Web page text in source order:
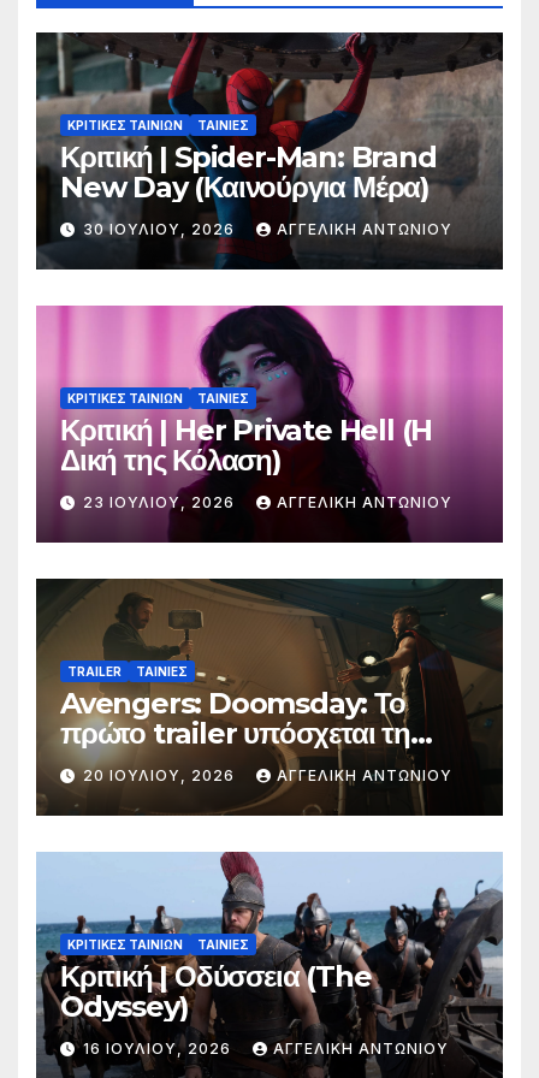
ΚΡΙΤΙΚΕΣ ΤΑΙΝΙΩΝ ΤΑΙΝΙΕΣ
Κριτική | Spider-Man: Brand
New Day (Καινούργια Μέρα)
30 ΙΟΥΛΊΟΥ, 2026 ΑΓΓΕΛΙΚΉ ΑΝΤΩΝΊΟΥ
ΚΡΙΤΙΚΕΣ ΤΑΙΝΙΩΝ ΤΑΙΝΙΕΣ
Κριτική | Her Private Hell (H
Δική της Κόλαση)
23 ΙΟΥΛΊΟΥ, 2026 ΑΓΓΕΛΙΚΉ ΑΝΤΩΝΊΟΥ
TRAILER ΤΑΙΝΙΕΣ
Avengers: Doomsday: Το
πρώτο trailer υπόσχεται τη
μεγαλύτερη μάχη στην ιστορία
της Marvel
20 ΙΟΥΛΊΟΥ, 2026 ΑΓΓΕΛΙΚΉ ΑΝΤΩΝΊΟΥ
ΚΡΙΤΙΚΕΣ ΤΑΙΝΙΩΝ ΤΑΙΝΙΕΣ
Κριτική | Οδύσσεια (The
Odyssey)
16 ΙΟΥΛΊΟΥ, 2026 ΑΓΓΕΛΙΚΉ ΑΝΤΩΝΊΟΥ